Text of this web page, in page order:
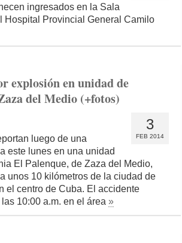
ingresados en la Sala
Hospital Provincial General Camilo
explosión en unidad de
del Medio (+fotos)
3
FEB 2014
luego de una
este lunes en una unidad
El Palenque, de Zaza del Medio,
unos 10 kilómetros de la ciudad de
el centro de Cuba. El accidente
10:00 a.m. en el área»